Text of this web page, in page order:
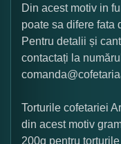
Din acest motiv in
poate sa difere fata
Pentru detalii și
contactați la
Torturile cofetariei
din acest motiv
200g pentru